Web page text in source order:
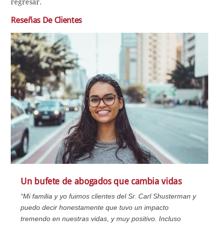
regresar.
Reseñas De Clientes
Un bufete de abogados que cambia vidas
“Mi familia y yo fuimos clientes del Sr. Carl Shusterman y
puedo decir honestamente que tuvo un impacto
tremendo en nuestras vidas, y muy positivo. Incluso